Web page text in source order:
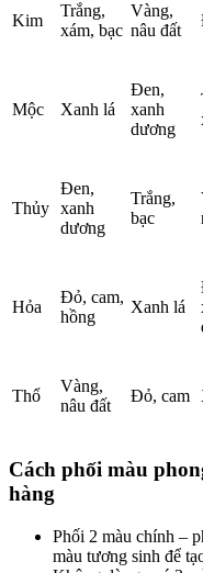
Kim
Trắng,
xám, bạc
Vàng,
nâu đất
Mộc Xanh lá
Đen,
xanh
dương
Thủy
Đen,
xanh
dương
Trắng,
bạc
Hỏa
Đỏ, cam,
hồng
Xanh lá
Thổ
Vàng,
nâu đất
Đỏ, cam
Cách phối màu
hàng
Phối 2 màu chính –
màu tương sinh để